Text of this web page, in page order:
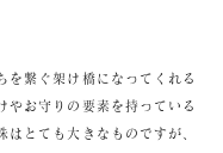
を繋ぐ架け橋になってくれる
やお守りの要素を持っている
はとても大きなものですが、